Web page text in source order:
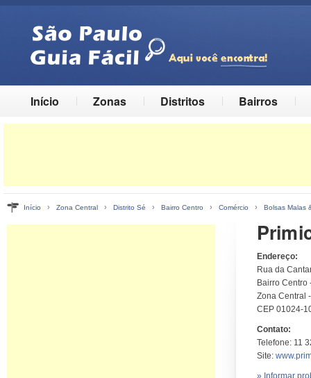
Início Zonas Distritos Bairros
Início › Zona Central › Distrito Sé › Bairro Centro › Comércio › Bolsas Malas
Endereço:
Rua da
Bairro Centro
Zona Central
CEP 01024-
Contato:
Telefone: 11
Site:
» Informar